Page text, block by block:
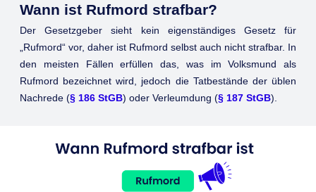
Wann ist Rufmord strafbar?
Der Gesetzgeber sieht kein eigenständiges Gesetz für
„Rufmord“ vor, daher ist Rufmord selbst auch nicht strafbar. In
den meisten Fällen erfüllen das, was im Volksmund als
Rufmord bezeichnet wird, jedoch die Tatbestände der üblen
Nachrede (§ 186 StGB) oder Verleumdung (§ 187 StGB).